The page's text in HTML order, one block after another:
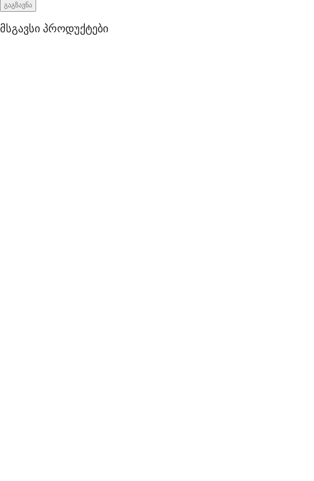
მსგავსი პროდუქტები